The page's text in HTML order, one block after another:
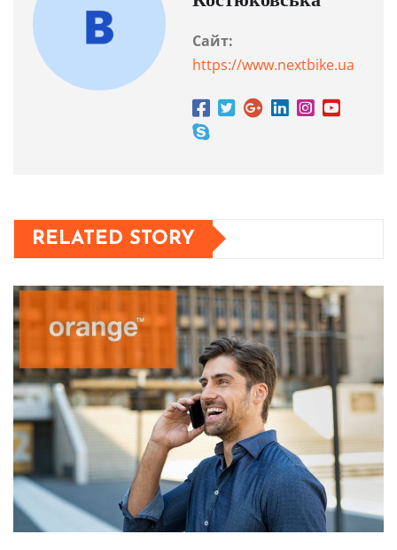
Сайт:
https://www.nextbike.ua
RELATED STORY